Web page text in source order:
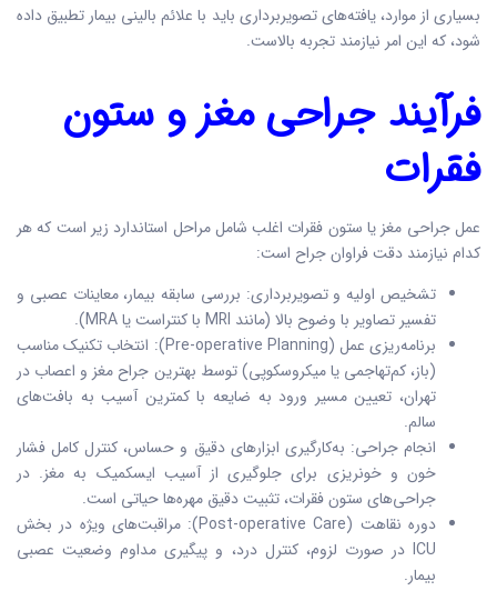
بسیاری از موارد، یافته‌های تصویربرداری باید با علائم بالینی بیمار تطبیق داده
شود، که این امر نیازمند تجربه بالاست.
فرآیند جراحی مغز و ستون
فقرات
عمل جراحی مغز یا ستون فقرات اغلب شامل مراحل استاندارد زیر است که هر
کدام نیازمند دقت فراوان جراح است:
تشخیص اولیه و تصویربرداری: بررسی سابقه بیمار، معاینات عصبی و
تفسیر تصاویر با وضوح بالا (مانند MRI با کنتراست یا MRA).
برنامه‌ریزی عمل (Pre-operative Planning): انتخاب تکنیک مناسب
(باز، کم‌تهاجمی یا میکروسکوپی) توسط بهترین جراح مغز و اعصاب در
تهران، تعیین مسیر ورود به ضایعه با کمترین آسیب به بافت‌های
سالم.
انجام جراحی: به‌کارگیری ابزارهای دقیق و حساس، کنترل کامل فشار
خون و خونریزی برای جلوگیری از آسیب ایسکمیک به مغز. در
جراحی‌های ستون فقرات، تثبیت دقیق مهره‌ها حیاتی است.
دوره نقاهت (Post-operative Care): مراقبت‌های ویژه در بخش
ICU در صورت لزوم، کنترل درد، و پیگیری مداوم وضعیت عصبی
بیمار.